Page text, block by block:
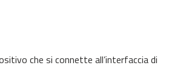
che si connette all’interfaccia di